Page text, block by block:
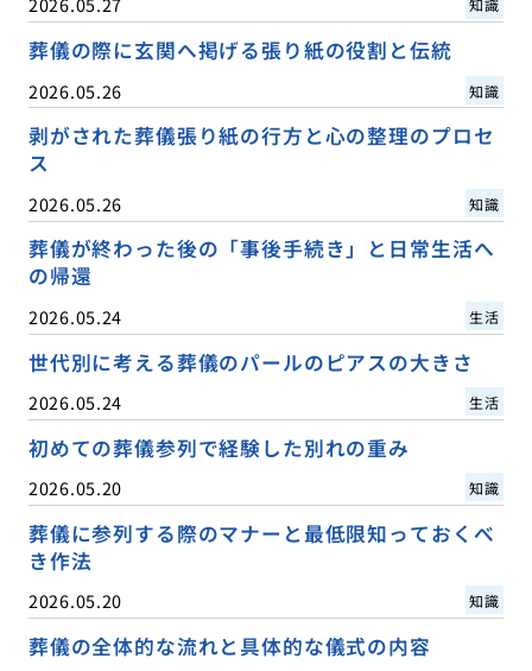
知識
葬儀の際に玄関へ掲げる張り紙の役割と伝統
2026.05.26 知識
剥がされた葬儀張り紙の行方と心の整理のプロセ
ス
2026.05.26 知識
葬儀が終わった後の「事後手続き」と日常生活へ
の帰還
2026.05.24 生活
世代別に考える葬儀のパールのピアスの大きさ
2026.05.24 生活
初めての葬儀参列で経験した別れの重み
2026.05.20 知識
葬儀に参列する際のマナーと最低限知っておくべ
き作法
2026.05.20 知識
葬儀の全体的な流れと具体的な儀式の内容